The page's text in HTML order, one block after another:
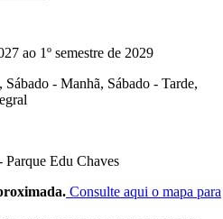
ao 1º semestre de 2029
Sábado - Manhã, Sábado - Tarde,
Parque Edu Chaves
Consulte aqui o mapa para